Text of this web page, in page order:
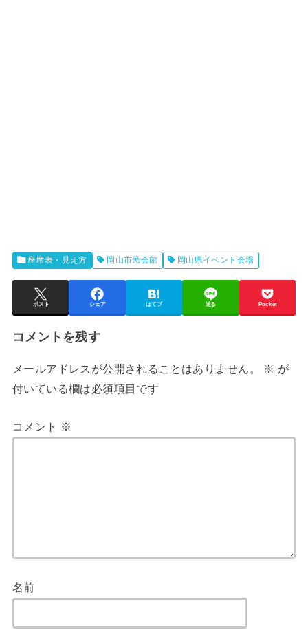
座席表・見え方 岡山市民会館 岡山県イベント会場
ポスト シェア はてブ 送る Pocket
コメントを残す
メールアドレスが公開されることはありません。 ※ が
付いている欄は必須項目です
コメント ※
名前